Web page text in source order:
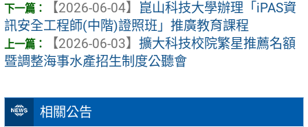
相關公告
【2026-06-04】 崑山科技大學辦理「iPAS資
訊安全工程師(中階)證照班」推廣教育課程
【2026-06-03】 擴大科技校院繁星推薦名額
暨調整海事水產招生制度公聽會